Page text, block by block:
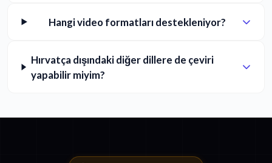
Hangi video formatları destekleniyor?
Hırvatça dışındaki diğer dillere de çeviri
yapabilir miyim?